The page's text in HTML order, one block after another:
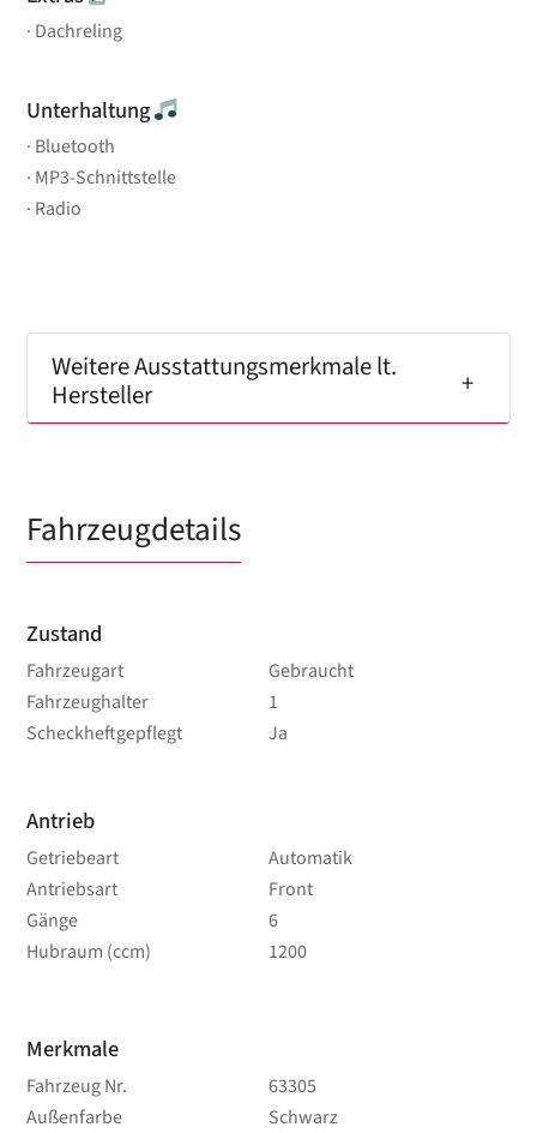
Dachreling
Unterhaltung
Bluetooth
MP3-Schnittstelle
Radio
Weitere Ausstattungsmerkmale lt.
Hersteller
Fahrzeugdetails
Zustand
Fahrzeugart
Gebraucht
Fahrzeughalter
1
Scheckheftgepflegt
Ja
Antrieb
Getriebeart
Automatik
Antriebsart
Front
Gänge
6
Hubraum (ccm)
1200
Merkmale
Fahrzeug Nr.
63305
Außenfarbe
Schwarz